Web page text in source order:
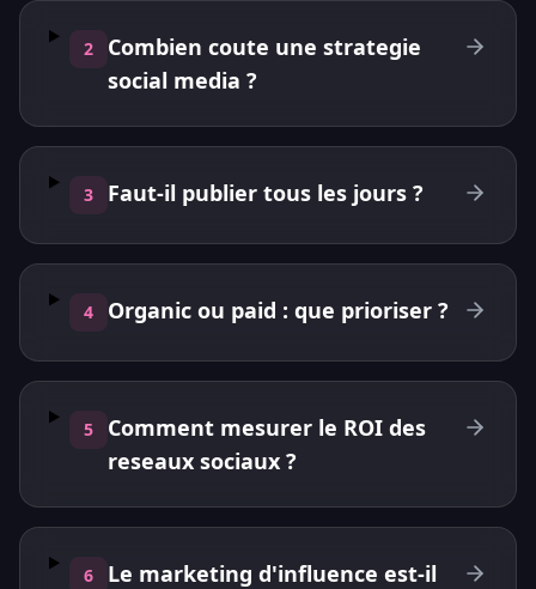
2
Combien coute une strategie
social media ?
3 Faut-il publier tous les jours ?
4 Organic ou paid : que prioriser ?
5
Comment mesurer le ROI des
reseaux sociaux ?
6
Le marketing d'influence est-il